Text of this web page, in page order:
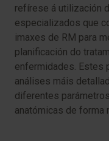
refírese á utilización
especializados que
imaxes de RM para
planificación do
enfermidades. Estes
análises máis
diferentes
anatómicas de forma